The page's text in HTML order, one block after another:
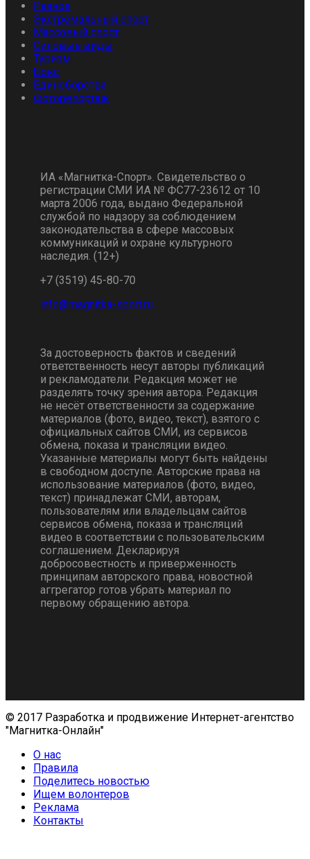
Разное
Экстремальный спорт
Массовый спорт
Силовые виды
Туризм
Бокс
Единоборства
Фоторепортаж
ИА «Магнитка-Спорт». Свидетельство о
регистрации СМИ ИА № ФС77-23612 от 10
марта 2006 года, выдано Федеральной
службой по надзору за соблюдением
законодательства в сфере массовых
коммуникаций и охране культурного
наследия. (12+)
+7 (3519) 45-80-70
За достоверность фактов и сведений
ответственность несут авторы публикаций
и рекламодатели. Редакция может не
разделять точку зрения автора. Редакция
не несёт ответственности за содержание
материалов (фото, видео, текст), взятого с
официальных сайтов СМИ, из сервисов
обмена, показа и трансляции видео.
Указанные материалы могут быть найдены
в свободном доступе. Авторские права на
использование материалов (фото, видео,
текст) принадлежат СМИ, авторам,
пользователям или владельцам сайтов
сервисов обмена, показа и трансляций
видео в соответствии с пользовательским
соглашением. Декларируя
добросовестность и приверженность
принципам авторского права, новостной
аггрегатор готов убрать материал по
первому обращению автора.
© 2017 Разработка и продвижение Интернет-агентство
"Магнитка-Онлайн"
О нас
Правила
Поделитесь новостью
Ищем волонтеров
Реклама
Контакты